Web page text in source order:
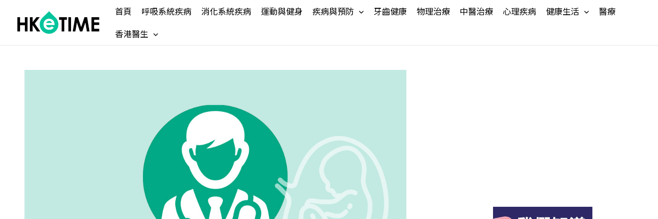
content
首頁 呼吸系統疾病 消化系統疾病 運動與健身 疾病與預防 牙齒健康 物理治療 中醫治療 心理疾病 健康生活
醫療
香港醫生